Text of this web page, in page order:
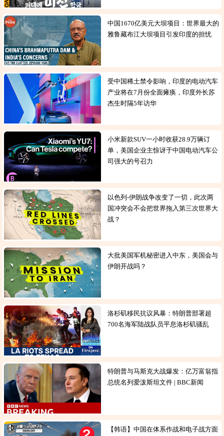
中国1670亿美元大坝项目：世界最大的
雅鲁藏布江大坝项目引发印度的担忧
受中国稀土禁令影响，印度的电动汽车
产业将在7月份全面瘫痪，印度外长苏
杰生时隔5年访华
小米新款SUV一小时收获28.9万辆订
单，美国企业主惊讶于中国电动汽车公
司强大的号召力
以色列-伊朗战争改变了一切，此次两
国冲突会不会把世界拖入第三次世界大
战？
大批美国军机秘密进入中东，美国会与
伊朗开战吗？
洛杉矶移民抗议风暴：特朗普部署超
700名海军陆战队员平息洛杉矶骚乱
特朗普与马斯克大战爆发：亿万富翁指
总统名列爱泼斯坦文件 | BBC新闻
【韩语】中国在体系作战和电子战方面